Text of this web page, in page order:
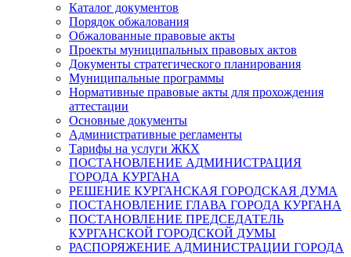
Каталог документов
Порядок обжалования
Обжалованные правовые акты
Проекты муниципальных правовых актов
Документы стратегического планирования
Муниципальные программы
Нормативные правовые акты для прохождения
аттестации
Основные документы
Административные регламенты
Тарифы на услуги ЖКХ
ПОСТАНОВЛЕНИЕ АДМИНИСТРАЦИЯ
ГОРОДА КУРГАНА
РЕШЕНИЕ КУРГАНСКАЯ ГОРОДСКАЯ ДУМА
ПОСТАНОВЛЕНИЕ ГЛАВА ГОРОДА КУРГАНА
ПОСТАНОВЛЕНИЕ ПРЕДСЕДАТЕЛЬ
КУРГАНСКОЙ ГОРОДСКОЙ ДУМЫ
РАСПОРЯЖЕНИЕ АДМИНИСТРАЦИИ ГОРОДА